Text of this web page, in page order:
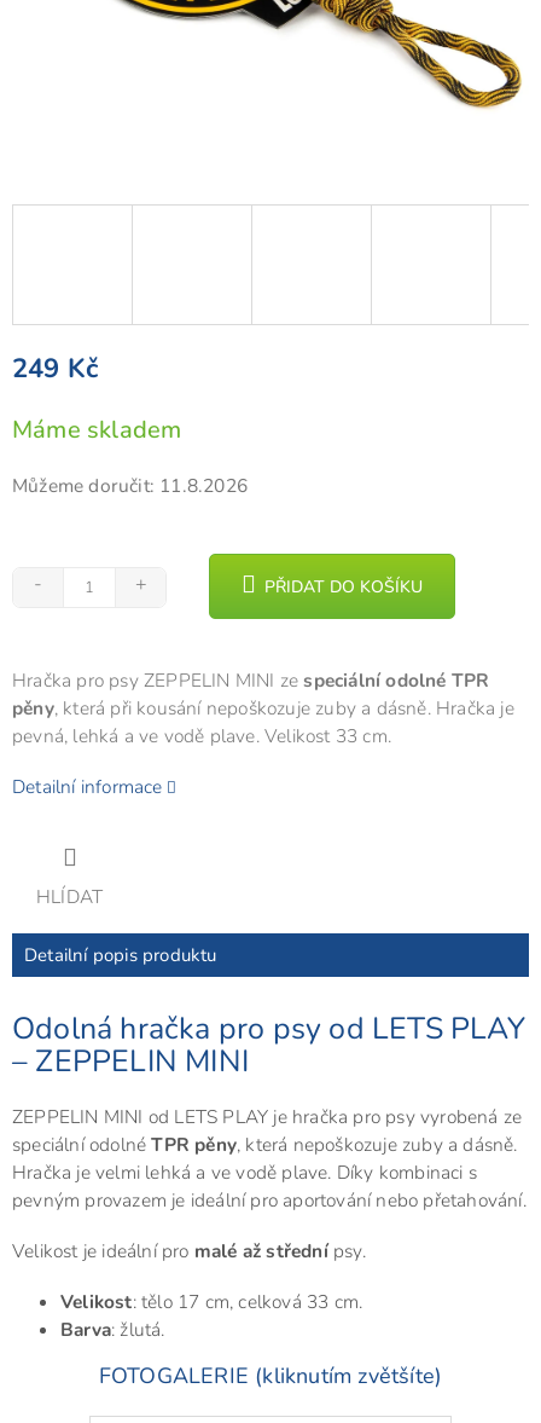
249 Kč
Měrná
cena:
Máme skladem
Můžeme doručit: 11.8.2026
PŘIDAT DO KOŠÍKU
Hračka pro psy ZEPPELIN MINI zespeciální odolné TPR
pěny, která při kousání nepoškozuje zuby a dásně. Hračka je
pevná, lehká a ve vodě plave. Velikost 33 cm.
Detailní informace
HLÍDAT
Detailní popis produktu
Odolná hračka pro psy od LETS PLAY
– ZEPPELIN MINI
ZEPPELIN MINI od LETS PLAY je hračka pro psy vyrobená ze
speciální odolnéTPR pěny, která nepoškozuje zuby a dásně.
Hračka je velmi lehká a ve vodě plave. Díky kombinaci s
pevným provazem je ideální pro aportování nebo přetahování.
Velikost je ideální pro malé až střednípsy.
Velikost: tělo 17 cm, celková 33 cm.
Barva: žlutá.
FOTOGALERIE (kliknutím zvětšíte)